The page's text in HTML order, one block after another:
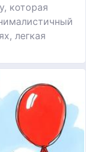
которая
легкая